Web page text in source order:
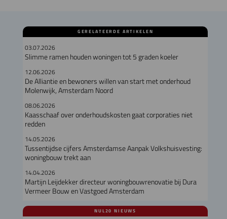
GERELATEERDE ARTIKELEN
03.07.2026
Slimme ramen houden woningen tot 5 graden koeler
12.06.2026
De Alliantie en bewoners willen van start met onderhoud
Molenwijk, Amsterdam Noord
08.06.2026
Kaasschaaf over onderhoudskosten gaat corporaties niet
redden
14.05.2026
Tussentijdse cijfers Amsterdamse Aanpak Volkshuisvesting:
woningbouw trekt aan
14.04.2026
Martijn Leijdekker directeur woningbouwrenovatie bij Dura
Vermeer Bouw en Vastgoed Amsterdam
NUL20 NIEUWS